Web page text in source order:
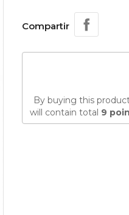
Compartir
By buying this
will contain total 9